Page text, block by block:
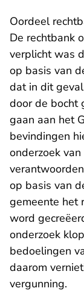
Oordeel
De rechtbank
verplicht was
op basis van
dat in dit
door de bocht
gaan aan het
bevindingen
onderzoek
op basis van
gemeente het
word
onderzoek
bedoelingen
daarom
vergunning.